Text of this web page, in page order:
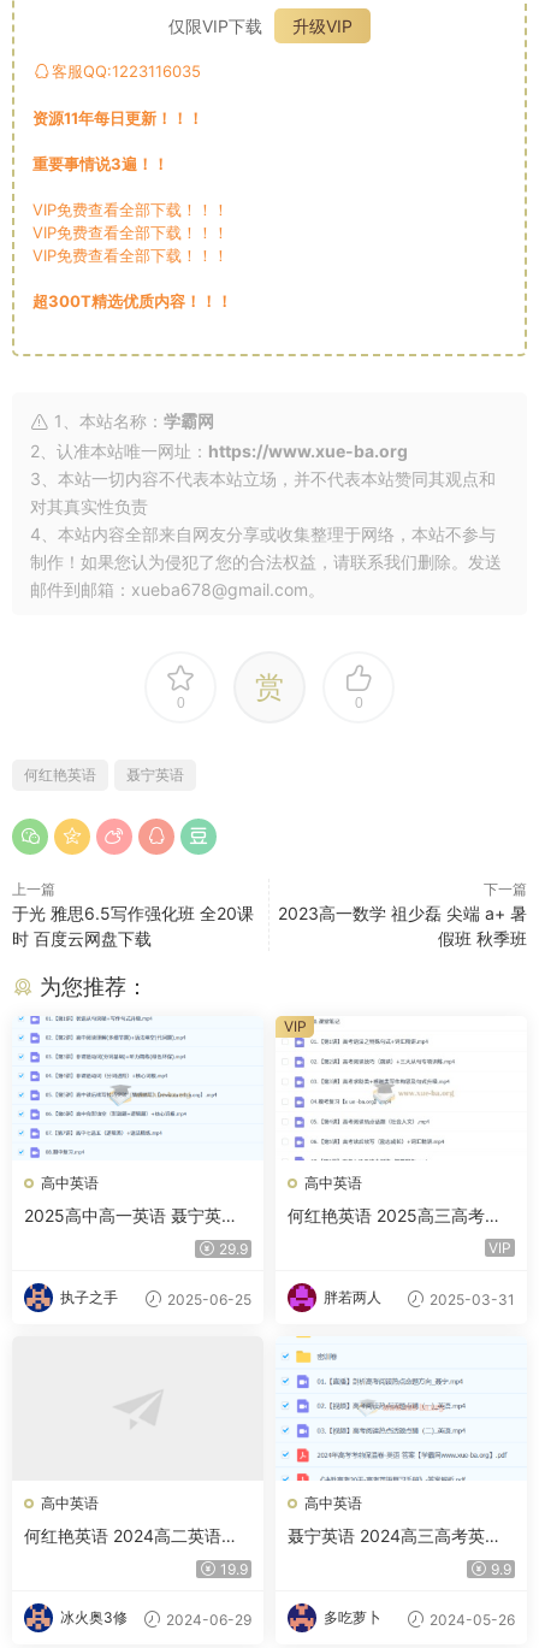
仅限VIP下载
升级VIP
客服QQ:1223116035
资源11年每日更新！！！
重要事情说3遍！！
VIP免费查看全部下载！！！
VIP免费查看全部下载！！！
VIP免费查看全部下载！！！
超300T精选优质内容！！！
1、本站名称： 学霸网
2、认准本站唯一网址： https://www.xue-ba.org
3、本站一切内容不代表本站立场，并不代表本站赞同其观点和
对其真实性负责
4、本站内容全部来自网友分享或收集整理于网络，本站不参与
制作！如果您认为侵犯了您的合法权益，请联系我们删除。发送
邮件到邮箱：xueba678@gmail.com。
0 赏 0
何红艳英语 聂宁英语
上一篇
于光 雅思6.5写作强化班 全20课
时 百度云网盘下载
下一篇
2023高一数学 祖少磊 尖端 a+ 暑
假班 秋季班
为您推荐：
高中英语
2025高中高一英语 聂宁英语
29.9
执子之手 2025-06-25
高中英语
何红艳英语 2025高三高考英
语 暑假 秋季 寒假 春季 百度云
VIP
胖若两人 2025-03-31
VIP
高中英语
何红艳英语 2024高二英语春
季班A班 百度云网盘下载
19.9
冰火奥3修 2024-06-29
高中英语
聂宁英语 2024高三高考英语
9.9
多吃萝卜 2024-05-26